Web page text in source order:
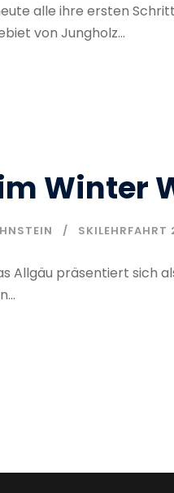
alle ihre ersten
von Jungholz...
Winter
SKILEHRFAHRT
Allgäu präsentiert sich